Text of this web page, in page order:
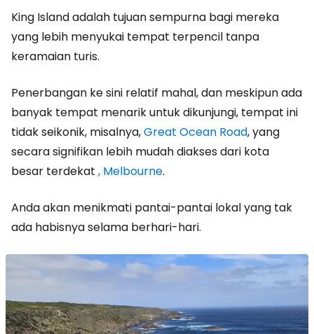
King Island adalah tujuan sempurna bagi mereka
yang lebih menyukai tempat terpencil tanpa
keramaian turis.
Penerbangan ke sini relatif mahal, dan meskipun ada
banyak tempat menarik untuk dikunjungi, tempat ini
tidak seikonik, misalnya,Great Ocean Road, yang
secara signifikan lebih mudah diakses dari kota
besar terdekat , Melbourne.
Anda akan menikmati pantai-pantai lokal yang tak
ada habisnya selama berhari-hari.